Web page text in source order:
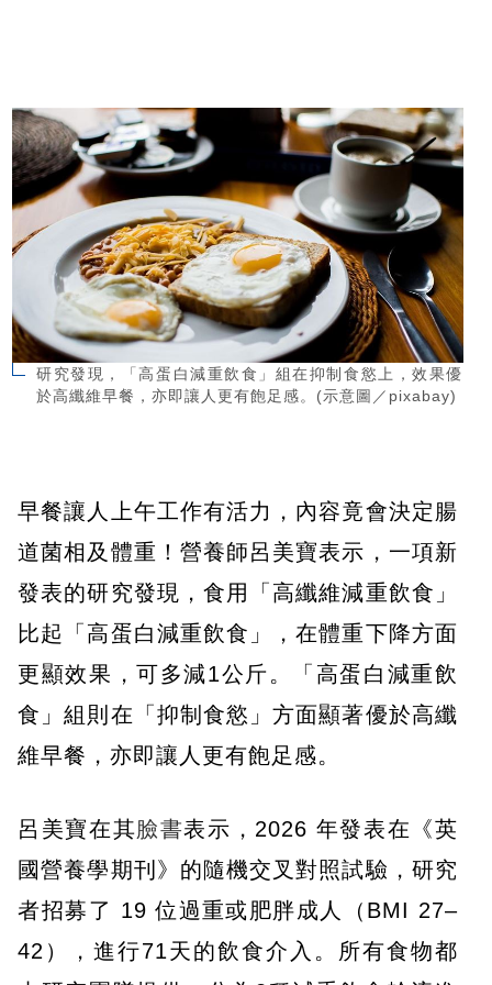
研究發現，「高蛋白減重飲食」組在抑制食慾上，效果優
於高纖維早餐，亦即讓人更有飽足感。(示意圖／pixabay)
早餐讓人上午工作有活力，內容竟會決定腸
道菌相及體重！營養師呂美寶表示，一項新
發表的研究發現，食用「高纖維減重飲食」
比起「高蛋白減重飲食」，在體重下降方面
更顯效果，可多減1公斤。「高蛋白減重飲
食」組則在「抑制食慾」方面顯著優於高纖
維早餐，亦即讓人更有飽足感。
呂美寶在其臉書表示，2026 年發表在《英
國營養學期刊》的隨機交叉對照試驗，研究
者招募了 19 位過重或肥胖成人（BMI 27–
42），進行71天的飲食介入。所有食物都